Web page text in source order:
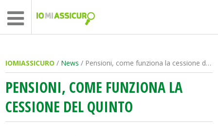
IOMIASSICURO / News / Pensioni, come funziona la cessione del quinto
PENSIONI, COME FUNZIONA LA
CESSIONE DEL QUINTO